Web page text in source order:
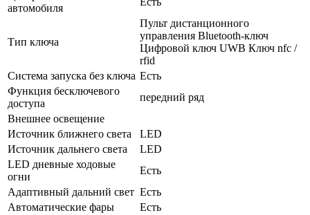
автомобиля
Тип ключа
Пульт дистанционного
управления Bluetooth-ключ
Цифровой ключ UWB Ключ nfc /
rfid
Система запуска без ключа Есть
Функция бесключевого
доступа
передний ряд
Внешнее освещение
Источник ближнего света
LED
Источник дальнего света
LED
LED дневные ходовые
огни
Есть
Адаптивный дальний свет Есть
Автоматические фары
Есть